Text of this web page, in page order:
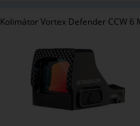
Kolimátor Vortex Defender CCW 6